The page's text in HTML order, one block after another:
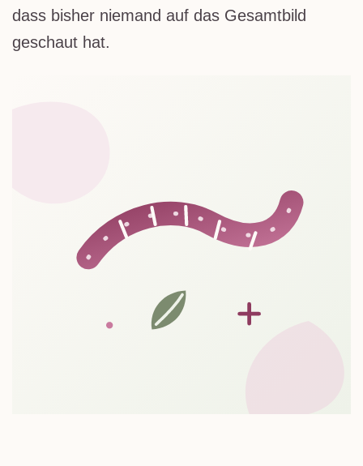
dass bisher niemand auf das Gesamtbild
geschaut hat.